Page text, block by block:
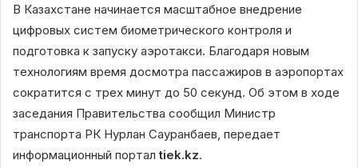
В Казахстане начинается масштабное внедрение
цифровых систем биометрического контроля и
подготовка к запуску аэротакси. Благодаря новым
технологиям время досмотра пассажиров в аэропортах
сократится с трех минут до 50 секунд. Об этом в ходе
заседания Правительства сообщил Министр
транспорта РК Нурлан Сауранбаев, передает
информационный порталtiek.kz.